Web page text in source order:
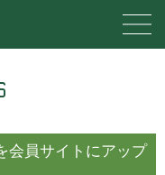
会員サイトにアップ